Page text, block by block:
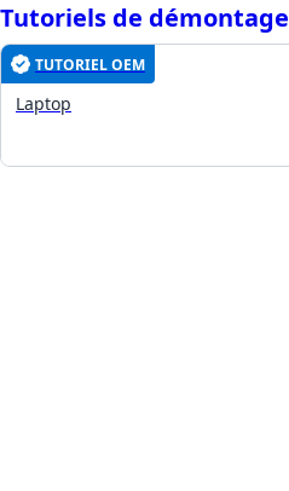
Tutoriels de démontage
TUTORIEL OEM
Laptop